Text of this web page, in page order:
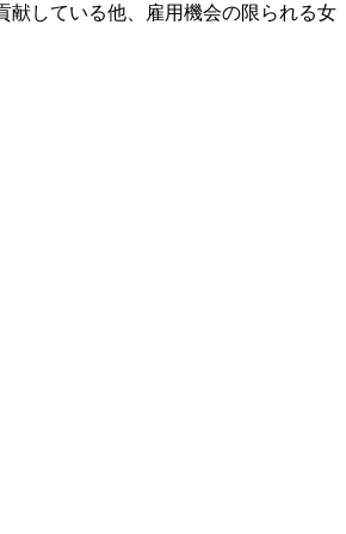
献している他、雇用機会の限られる女